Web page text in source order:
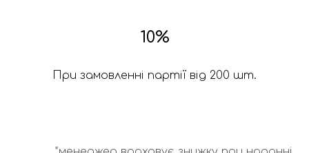
10%
При замовленні партії від 200 шт.